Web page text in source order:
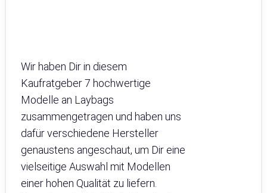
Wir haben Dir in diesem
Kaufratgeber 7 hochwertige
Modelle an Laybags
zusammengetragen und haben uns
dafür verschiedene Hersteller
genaustens angeschaut, um Dir eine
vielseitige Auswahl mit Modellen
einer hohen Qualität zu liefern.